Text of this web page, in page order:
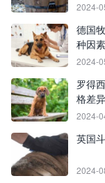
2024-
德国
种因
2024-
罗得
格差
2024-
英国
2024-